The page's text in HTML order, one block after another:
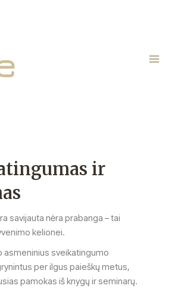
ir
savijauta nėra prabanga – tai
kelionei.
asmeninius sveikatingumo
per ilgus paieškų metus,
pamokas iš knygų ir seminarų.